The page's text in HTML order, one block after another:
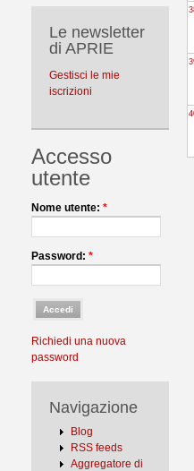
Le newsletter
di APRIE
Gestisci le mie
iscrizioni
Accesso
utente
Nome utente: *
Password: *
Richiedi una nuova
password
Navigazione
Blog
RSS feeds
Aggregatore di